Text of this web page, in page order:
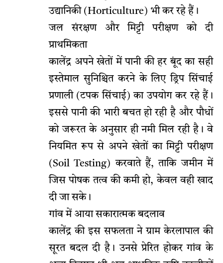
उद्यानिकी (Horticulture) भी कर रहे हैं।
​जल संरक्षण और मिट्टी परीक्षण को दी
प्राथमिकता
​कालेंद्र अपने खेतों में पानी की हर बूंद का सही
इस्तेमाल सुनिश्चित करने के लिए ड्रिप सिंचाई
प्रणाली (टपक सिंचाई) का उपयोग कर रहे हैं।
इससे पानी की भारी बचत हो रही है और पौधों
को जरूरत के अनुसार ही नमी मिल रही है। वे
नियमित रूप से अपने खेतों का मिट्टी परीक्षण
(Soil Testing) करवाते हैं, ताकि जमीन में
जिस पोषक तत्व की कमी हो, केवल वही खाद
दी जा सके।
​गांव में आया सकारात्मक बदलाव
​कालेंद्र की इस सफलता ने ग्राम केरलापाल की
सूरत बदल दी है। उनसे प्रेरित होकर गांव के